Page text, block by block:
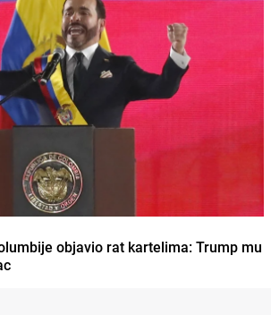
objavio rat kartelima: Trump mu